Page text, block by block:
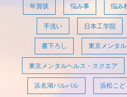
年賀状 悩み事 悩み
手洗い 日本工学院
書下ろし 東京メンタ
東京メンタルヘルス・スクエア
浜名湖パルパル 浜松こど